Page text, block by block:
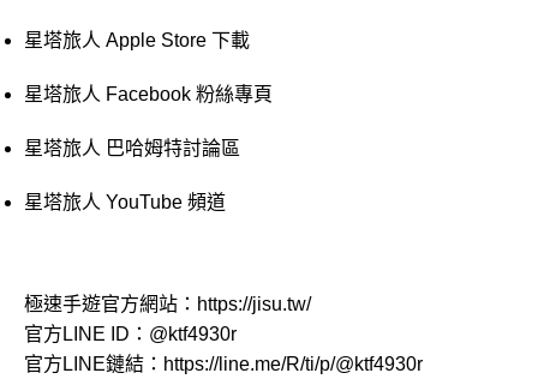
星塔旅人 Apple Store 下載
星塔旅人 Facebook 粉絲專頁
星塔旅人 巴哈姆特討論區
星塔旅人 YouTube 頻道
極速手遊官方網站： https://jisu.tw/
官方LINE ID： @ktf4930r
官方LINE鏈結： https://line.me/R/ti/p/@ktf4930r